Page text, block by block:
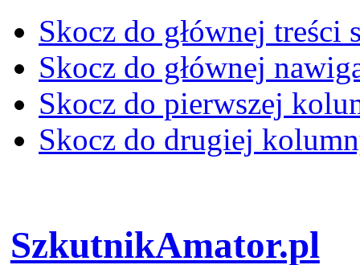
Skocz do głównej treści
Skocz do głównej
Skocz do pierwszej
Skocz do drugiej
SzkutnikAmator.pl